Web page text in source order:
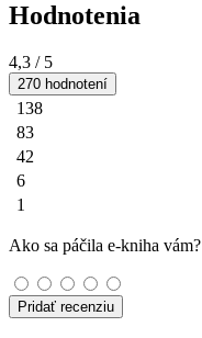
Hodnotenia
4,3 / 5
270 hodnotení
138
83
42
6
1
Ako sa páčila e-kniha vám?
Pridať recenziu